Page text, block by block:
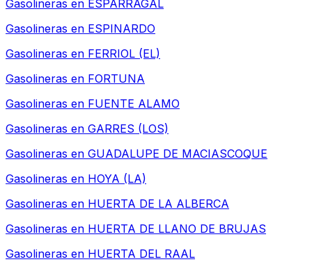
Gasolineras en ESPARRAGAL
Gasolineras en ESPINARDO
Gasolineras en FERRIOL (EL)
Gasolineras en FORTUNA
Gasolineras en FUENTE ALAMO
Gasolineras en GARRES (LOS)
Gasolineras en GUADALUPE DE MACIASCOQUE
Gasolineras en HOYA (LA)
Gasolineras en HUERTA DE LA ALBERCA
Gasolineras en HUERTA DE LLANO DE BRUJAS
Gasolineras en HUERTA DEL RAAL